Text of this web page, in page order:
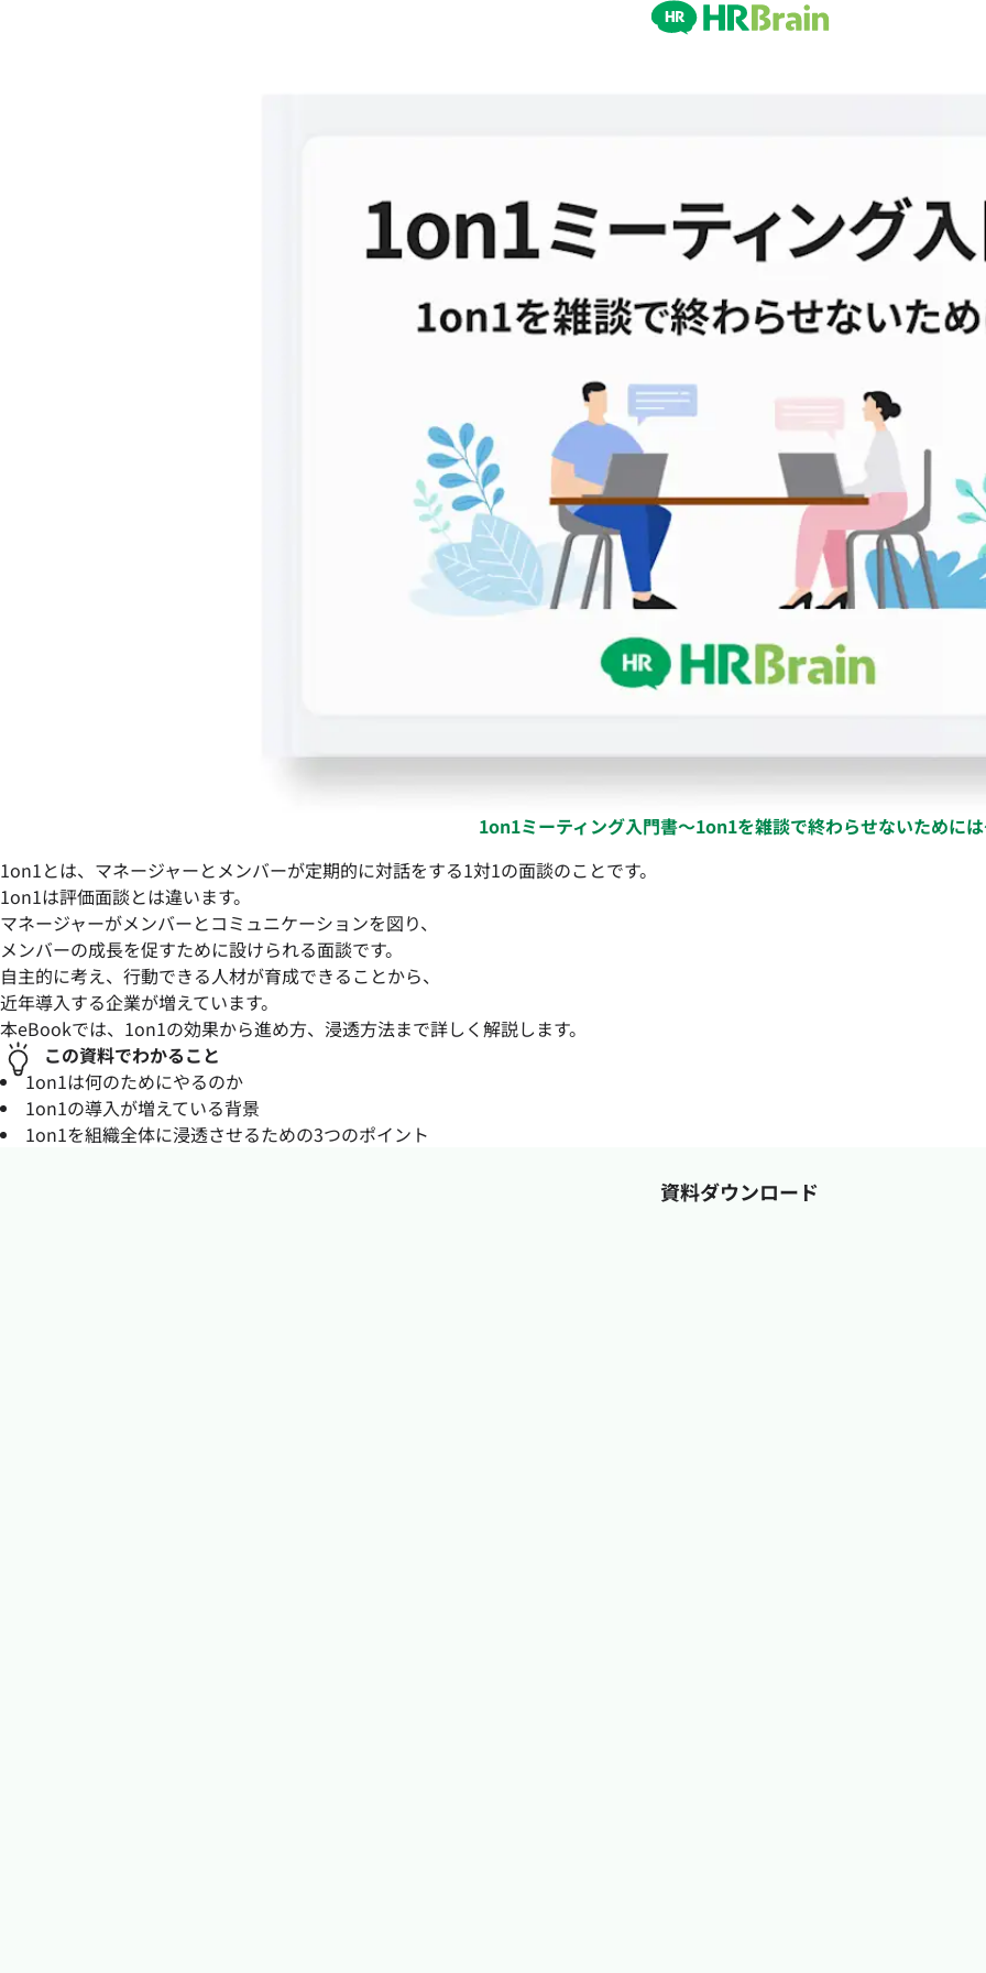
1on1ミーティング入門書〜1on1を雑談で終わらせないために
1on1とは、マネージャーとメンバーが定期的に対話をする1対1の面談のことです。
1on1は評価面談とは違います。
マネージャーがメンバーとコミュニケーションを図り、
メンバーの成長を促すために設けられる面談です。
自主的に考え、行動できる人材が育成できることから、
近年導入する企業が増えています。
本eBookでは、1on1の効果から進め方、浸透方法まで詳しく解説します。
この資料でわかること
1on1は何のためにやるのか
1on1の導入が増えている背景
1on1を組織全体に浸透させるための3つのポイント
資料ダウンロード